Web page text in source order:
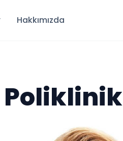
Hakkımızda
Poliklinik